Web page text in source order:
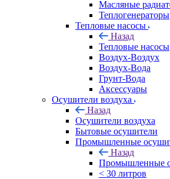
Масляные
Теплогенераторы
Тепловые насосы
Назад
Тепловые насосы
Воздух-Воздух
Воздух-Вода
Грунт-Вода
Аксессуары
Осушители воздуха
Назад
Осушители воздуха
Бытовые осушители
Промышленные
Назад
Промышленные
< 30 литров